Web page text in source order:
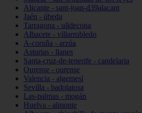
Alicante - sant-joan-d39alacant
Jaén - úbeda
Tarragona - ulldecona
Albacete - villarrobledo
A-coruña - arzúa
Asturias - llanes
Santa-cruz-de-tenerife - candelaria
Ourense - ourense
Valencia - algemesí
Sevilla - badolatosa
Las-palmas - mogán
Huelva - almonte